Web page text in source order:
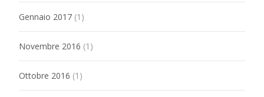
Gennaio 2017 (1)
Novembre 2016 (1)
Ottobre 2016 (1)